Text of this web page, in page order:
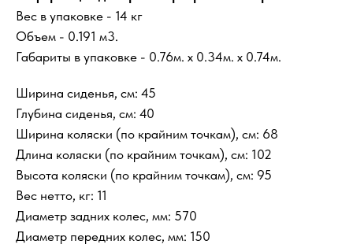
Вес в упаковке - 14 кг
Объем - 0.191 м3.
Габариты в упаковке - 0.76м. x 0.34м. x 0.74м.
Ширина сиденья, см: 45
Глубина сиденья, см: 40
Ширина коляски (по крайним точкам), см: 68
Длина коляски (по крайним точкам), см: 102
Высота коляски (по крайним точкам), см: 95
Вес нетто, кг: 11
Диаметр задних колес, мм: 570
Диаметр передних колес, мм: 150